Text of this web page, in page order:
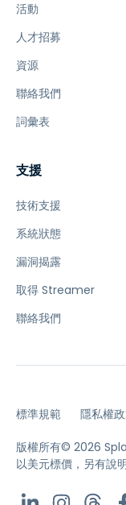
活動
人才招募
資源
聯絡我們
詞彙表
支援
技術支援
系統狀態
漏洞揭露
取得 Streamer
聯絡我們
標準規範 隱私權
版權所有© 2026
以美元標價，另有說